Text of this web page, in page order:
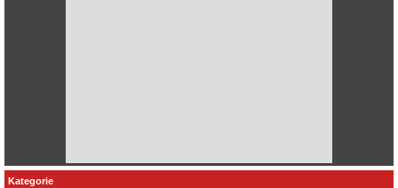
Kategorie